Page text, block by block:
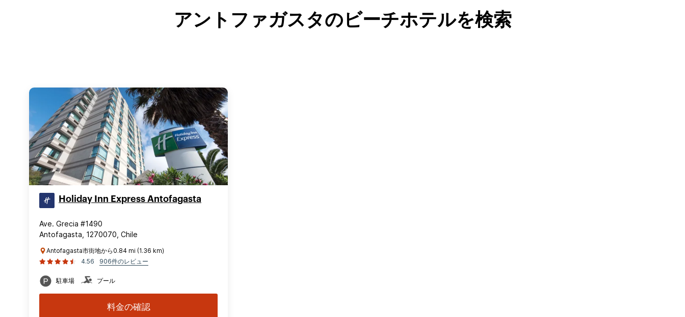
アントファガスタのビーチホテルを検索
Holiday Inn Express Antofagasta
Ave. Grecia #1490
Antofagasta, 1270070, Chile
Antofagasta市街地から0.84 mi (1.36 km)
4.56
906件のレビュー
駐車場 プール
料金の確認